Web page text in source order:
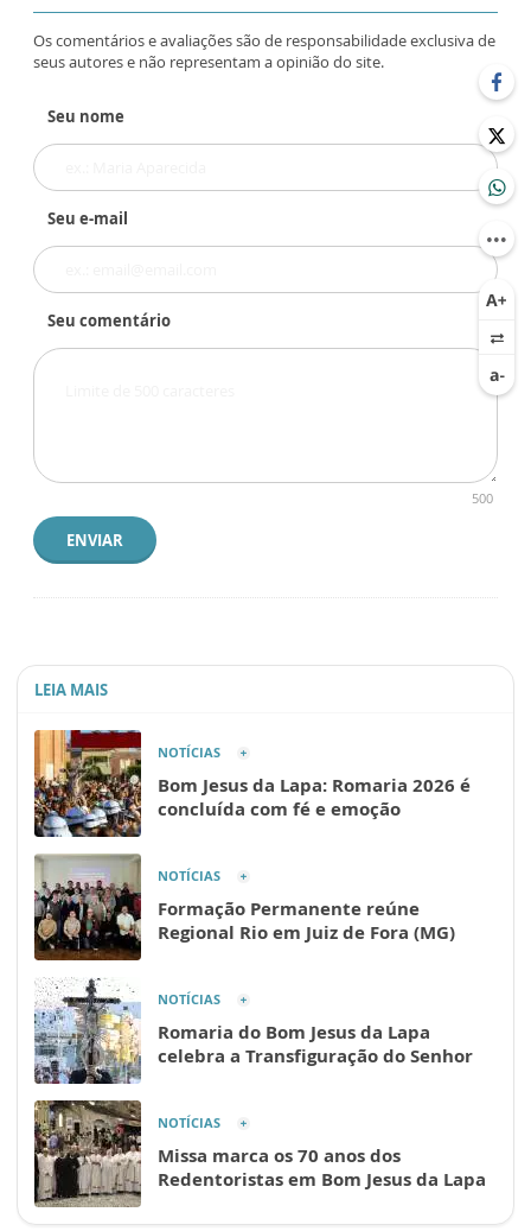
Os comentários e avaliações são de responsabilidade exclusiva de
seus autores e não representam a opinião do site.
Seu nome
Seu e-mail
Seu comentário
500
ENVIAR
LEIA MAIS
NOTÍCIAS
Bom Jesus da Lapa: Romaria 2026 é
concluída com fé e emoção
NOTÍCIAS
Formação Permanente reúne
Regional Rio em Juiz de Fora (MG)
NOTÍCIAS
Romaria do Bom Jesus da Lapa
celebra a Transfiguração do Senhor
NOTÍCIAS
Missa marca os 70 anos dos
Redentoristas em Bom Jesus da Lapa